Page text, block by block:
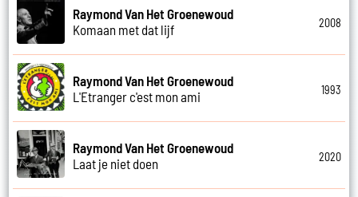
Raymond Van Het Groenewoud
Komaan met dat lijf
2008
Raymond Van Het Groenewoud
L'Etranger c'est mon ami
1993
Raymond Van Het Groenewoud
Laat je niet doen
2020